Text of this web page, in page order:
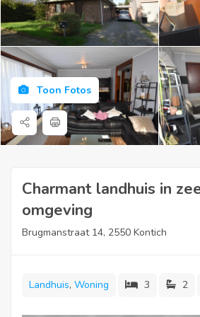
Toon Fotos
Charmant landhuis in
omgeving
Brugmanstraat 14, 2550 Kontich
Landhuis, Woning 3 2